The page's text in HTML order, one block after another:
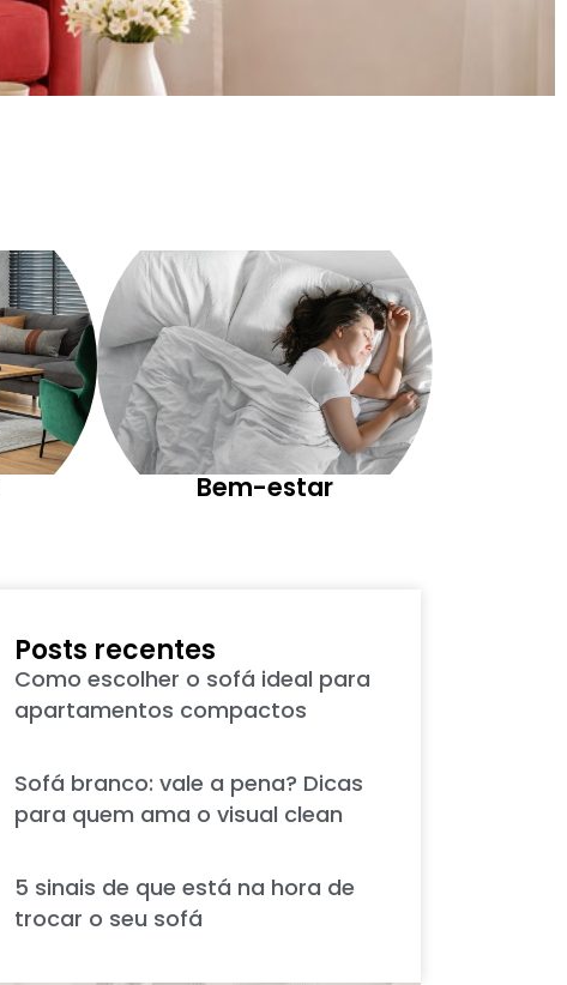
Bem-estar
Posts recentes
Como escolher o sofá ideal para
apartamentos compactos
Sofá branco: vale a pena? Dicas
para quem ama o visual clean
5 sinais de que está na hora de
trocar o seu sofá